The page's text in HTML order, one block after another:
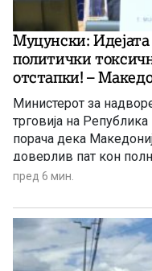
Муцунски:
политички
отстапки! –
Бугарија нема да
Министерот за
трговија на
порача дека
доверлив пат кон
Европската Унија,
Оваа изјава тој ја
„Плејбук“ на
европски прашања
истакна дека „идејата
пред 6 мин.